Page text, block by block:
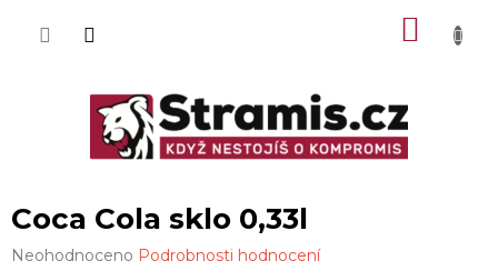
Coca Cola sklo 0,33l
Průměrné
Neohodnoceno Podrobnosti hodnocení